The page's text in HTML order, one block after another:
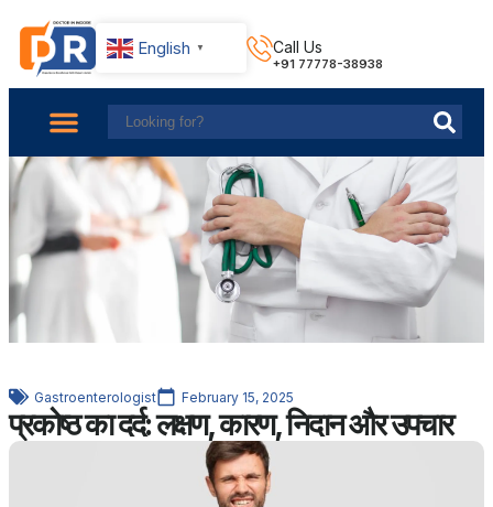
English ▼ Call Us
+91 77778-38938
Gastroenterologist February 15, 2025
प्रकोष्ठ का दर्द: लक्षण, कारण, निदान और उपचार